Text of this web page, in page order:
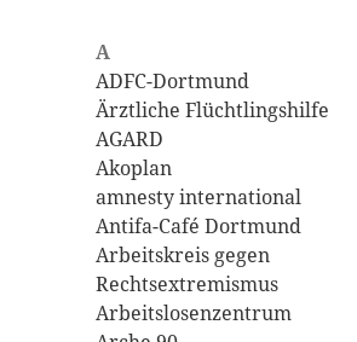
alternativ grüner
Initiativen in
Dortmund
A
ADFC-Dortmund
Ärztliche Flüchtlingshilfe
AGARD
Akoplan
amnesty international
Antifa-Café Dortmund
Arbeitskreis gegen
Rechtsextremismus
Arbeitslosenzentrum